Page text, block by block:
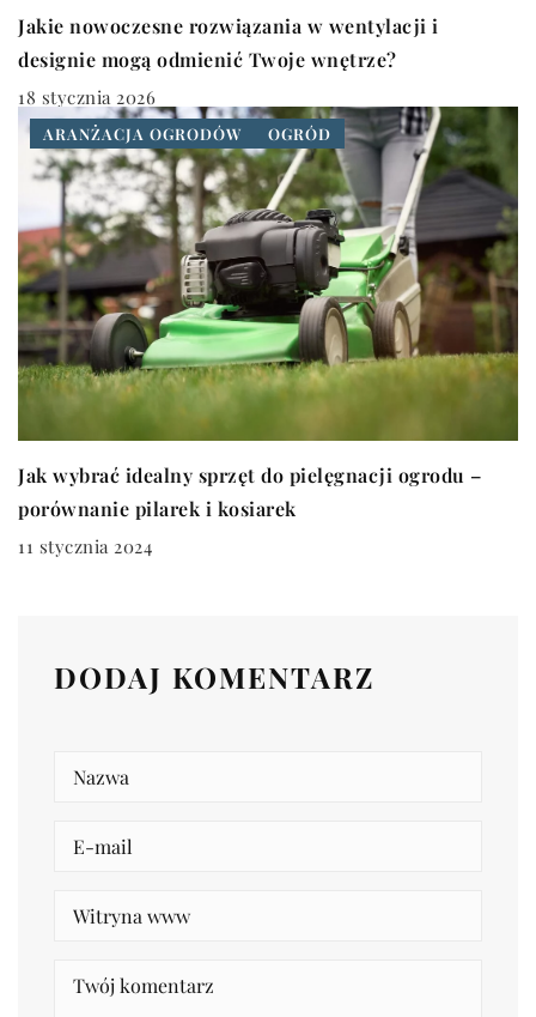
Jakie nowoczesne rozwiązania w wentylacji i
designie mogą odmienić Twoje wnętrze?
18 stycznia 2026
ARANŻACJA OGRODÓW OGRÓD
Jak wybrać idealny sprzęt do pielęgnacji ogrodu –
porównanie pilarek i kosiarek
11 stycznia 2024
DODAJ KOMENTARZ